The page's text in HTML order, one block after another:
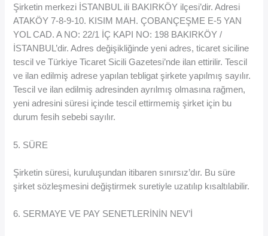
Şirketin merkezi İSTANBUL ili BAKIRKÖY ilçesi’dir. Adresi
ATAKÖY 7-8-9-10. KISIM MAH. ÇOBANÇEŞME E-5 YAN
YOL CAD. A NO: 22/1 İÇ KAPI NO: 198 BAKIRKÖY /
İSTANBUL’dir. Adres değişikliğinde yeni adres, ticaret siciline
tescil ve Türkiye Ticaret Sicili Gazetesi’nde ilan ettirilir. Tescil
ve ilan edilmiş adrese yapılan tebligat şirkete yapılmış sayılır.
Tescil ve ilan edilmiş adresinden ayrılmış olmasına rağmen,
yeni adresini süresi içinde tescil ettirmemiş şirket için bu
durum fesih sebebi sayılır.
5. SÜRE
Şirketin süresi, kuruluşundan itibaren sınırsız’dır. Bu süre
şirket sözleşmesini değiştirmek suretiyle uzatılıp kısaltılabilir.
6. SERMAYE VE PAY SENETLERİNİN NEV’İ